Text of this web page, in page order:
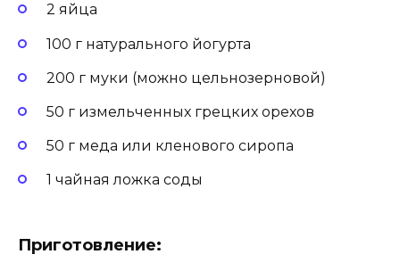
2 яйца
100 г натурального йогурта
200 г муки (можно цельнозерновой)
50 г измельченных грецких орехов
50 г меда или кленового сиропа
1 чайная ложка соды
Приготовление: